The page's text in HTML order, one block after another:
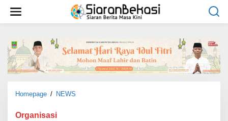
w
Homepage / NEWS
Organisasi